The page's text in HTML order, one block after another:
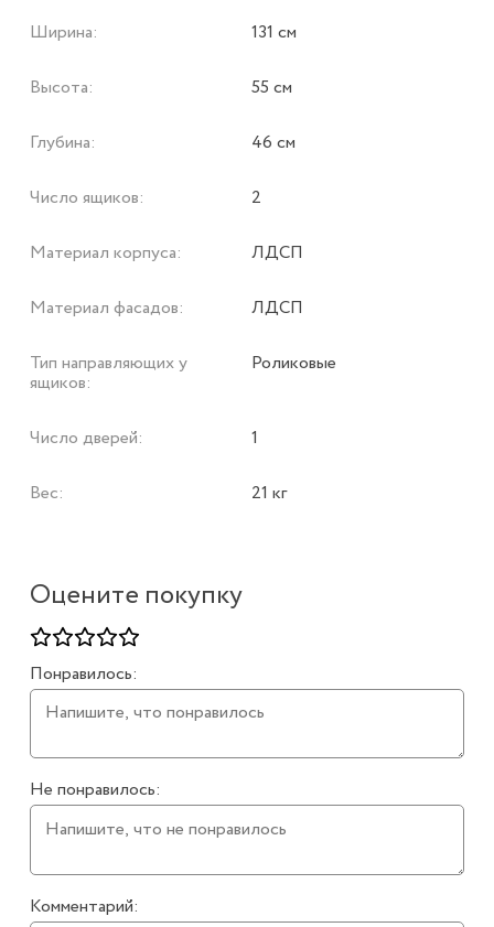
Оцените покупку
Понравилось:
Не понравилось:
Комментарий:
Ширина: 131 см
Высота: 55 см
Глубина: 46 см
Число ящиков: 2
Материал корпуса: ЛДСП
Материал фасадов: ЛДСП
Тип направляющих у
ящиков:
Роликовые
Число дверей: 1
Вес: 21 кг